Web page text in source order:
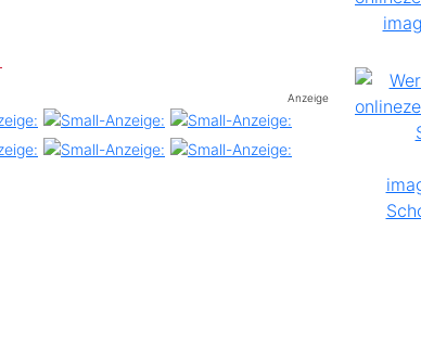
Anzeige